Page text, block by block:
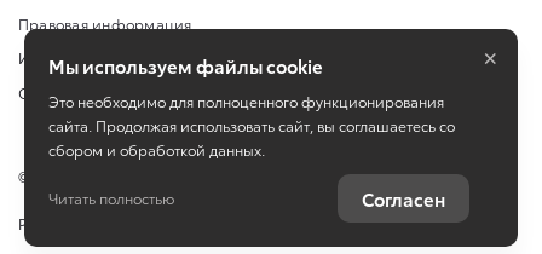
Правовая информация
Изменить настройку cookies
Сбросить cookie
©
Работает на технологиях
Мы используем файлы cookie
Это необходимо для полноценного функционирования
сайта. Продолжая использовать сайт, вы соглашаетесь со
сбором и обработкой данных.
Читать полностью Согласен
×